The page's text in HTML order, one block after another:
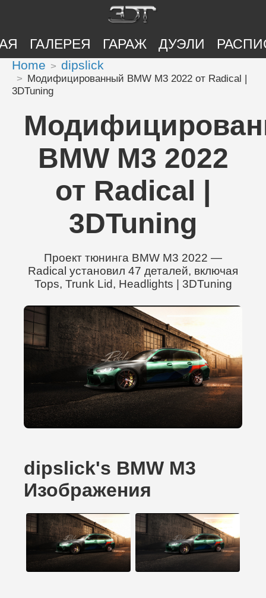
ГАЛЕРЕЯ ГАРАЖ ДУЭЛИ
Home dipslick
Модифицированный BMW M3 2022 от Radical |
3DTuning
BMW M3 2022
от Radical |
3DTuning
Проект тюнинга BMW M3 2022 —
Radical установил 47 деталей, включая
Tops, Trunk Lid, Headlights | 3DTuning
dipslick's BMW M3
Изображения